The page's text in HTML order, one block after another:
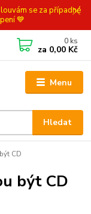
se za případné
💙
Menu
Hledat
0 ks
za 0,00 Kč
CD
být CD